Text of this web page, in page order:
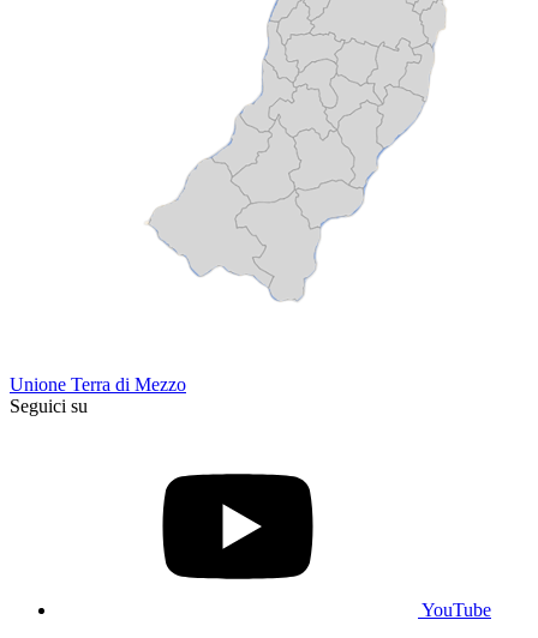
Unione Terra di Mezzo
Seguici su
YouTube